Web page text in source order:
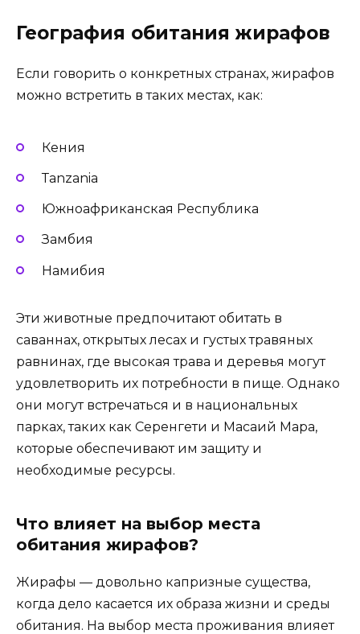
География обитания жирафов
Если говорить о конкретных странах, жирафов
можно встретить в таких местах, как:
Кения
Тanzania
Южноафриканская Республика
Замбия
Намибия
Эти животные предпочитают обитать в
саваннах, открытых лесах и густых травяных
равнинах, где высокая трава и деревья могут
удовлетворить их потребности в пище. Однако
они могут встречаться и в национальных
парках, таких как Серенгети и Масаий Мара,
которые обеспечивают им защиту и
необходимые ресурсы.
Что влияет на выбор места
обитания жирафов?
Жирафы — довольно капризные существа,
когда дело касается их образа жизни и среды
обитания. На выбор места проживания влияет